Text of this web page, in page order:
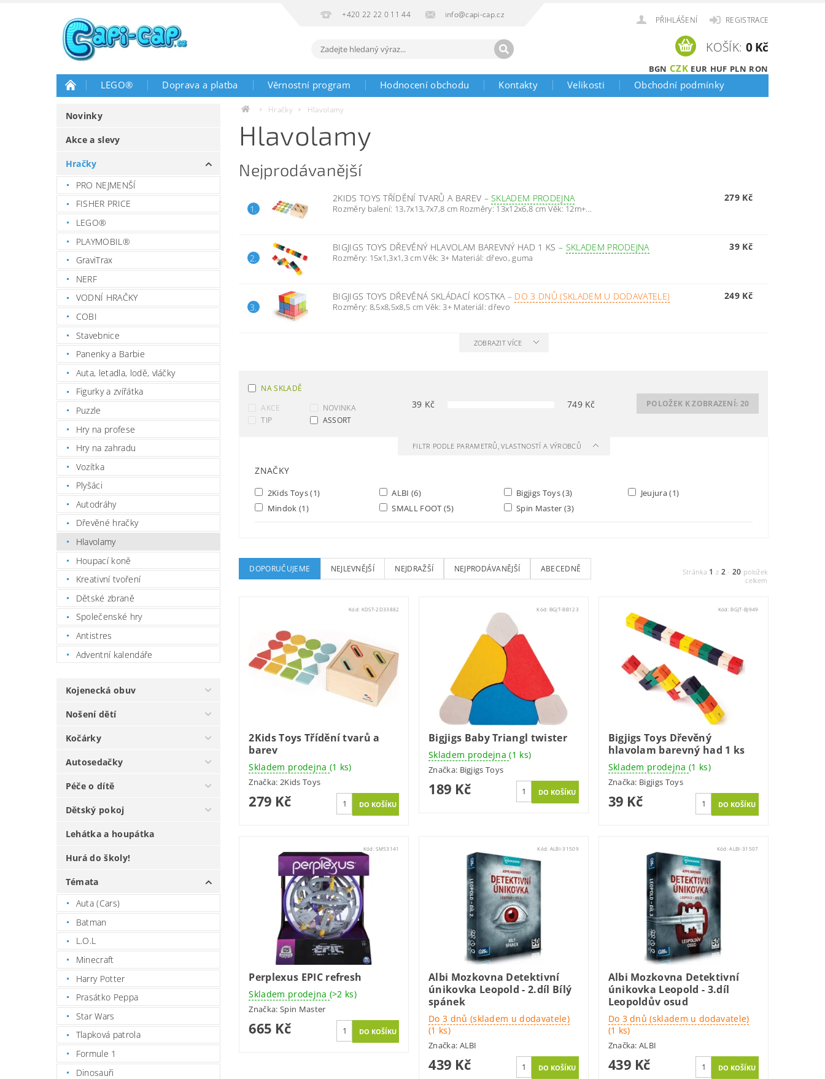
+420 22 22 0 11 44 info@capi-cap.cz
PŘIHLÁŠENÍ REGISTRACE
BGN CZK EUR HUF PLN RON
KOŠÍK: 0 Kč
LEGO® Doprava a platba Věrnostní program Hodnocení obchodu Kontakty Velikosti Obchodní podmínky
Novinky
Akce a slevy
Hračky
PRO NEJMENŠÍ
FISHER PRICE
LEGO®
PLAYMOBIL®
GraviTrax
NERF
VODNÍ HRAČKY
COBI
Stavebnice
Panenky a Barbie
Auta, letadla, lodě, vláčky
Figurky a zvířátka
Puzzle
Hry na profese
Hry na zahradu
Vozítka
Plyšáci
Autodráhy
Dřevěné hračky
Hlavolamy
Houpací koně
Kreativní tvoření
Dětské zbraně
Společenské hry
Antistres
Adventní kalendáře
Kojenecká obuv
Nošení dětí
Kočárky
Autosedačky
Péče o dítě
Dětský pokoj
Lehátka a houpátka
Hurá do školy!
Témata
Auta (Cars)
Batman
L.O.L
Minecraft
Harry Potter
Prasátko Peppa
Star Wars
Tlapková patrola
Formule 1
Dinosauři
Hračky Hlavolamy
Hlavolamy
Nejprodávanější
1.
2KIDS TOYS TŘÍDĚNÍ TVARŮ A BAREV –SKLADEM PRODEJNA
Rozměry balení: 13,7x13,7x7,8 cm Rozměry: 13x12x6,8 cm Věk: 12m+...
279 Kč
2.
BIGJIGS TOYS DŘEVĚNÝ HLAVOLAM BAREVNÝ HAD 1 KS – SKLADEM PRODEJNA
Rozměry: 15x1,3x1,3 cm Věk: 3+ Materiál: dřevo, guma
39 Kč
3.
BIGJIGS TOYS DŘEVĚNÁ SKLÁDACÍ KOSTKA – DO 3 DNŮ (SKLADEM U DODAVATELE)
Rozměry: 8,5x8,5x8,5 cm Věk: 3+ Materiál: dřevo
249 Kč
ZOBRAZIT VÍCE
NA SKLADĚ
AKCE
NOVINKA
TIP
ASSORT
39 Kč 749Kč POLOŽEK K ZOBRAZENÍ: 20
FILTR PODLE PARAMETRŮ, VLASTNOSTÍ A VÝROBCŮ
ZNAČKY
2Kids Toys(1) ALBI (6) Bigjigs Toys(3) Jeujura(1)
Mindok (1) SMALL FOOT (5) Spin Master (3)
DOPORUČUJEME NEJLEVNĚJŠÍ NEJDRAŽŠÍ NEJPRODÁVANĚJŠÍ ABECEDNĚ Stránka 1 z 2 - 20 položek
celkem
Kód: KDST-2D33882
2Kids Toys Třídění tvarů a
barev
Skladem prodejna (1 ks)
Značka: 2Kids Toys
279 Kč
Kód: BGJT-BB123
Bigjigs Baby Triangl twister
Skladem prodejna(1 ks)
Značka: Bigjigs Toys
189 Kč
Kód:BGJT-BJ949
Bigjigs Toys Dřevěný
hlavolam barevný had 1 ks
Skladem prodejna (1 ks)
Značka: Bigjigs Toys
39 Kč
Kód:SM53141
Perplexus EPIC refresh
Skladem prodejna (>2 ks)
Značka: Spin Master
665 Kč
Kód: ALBI-31509
Albi Mozkovna Detektivní
únikovka Leopold - 2.díl Bílý
spánek
Do 3 dnů (skladem u dodavatele)
(1 ks)
Značka: ALBI
439 Kč
Kód:ALBI-31507
Albi Mozkovna Detektivní
únikovka Leopold - 3.díl
Leopoldův osud
Do 3 dnů (skladem u dodavatele)
(1 ks)
Značka:ALBI
439 Kč